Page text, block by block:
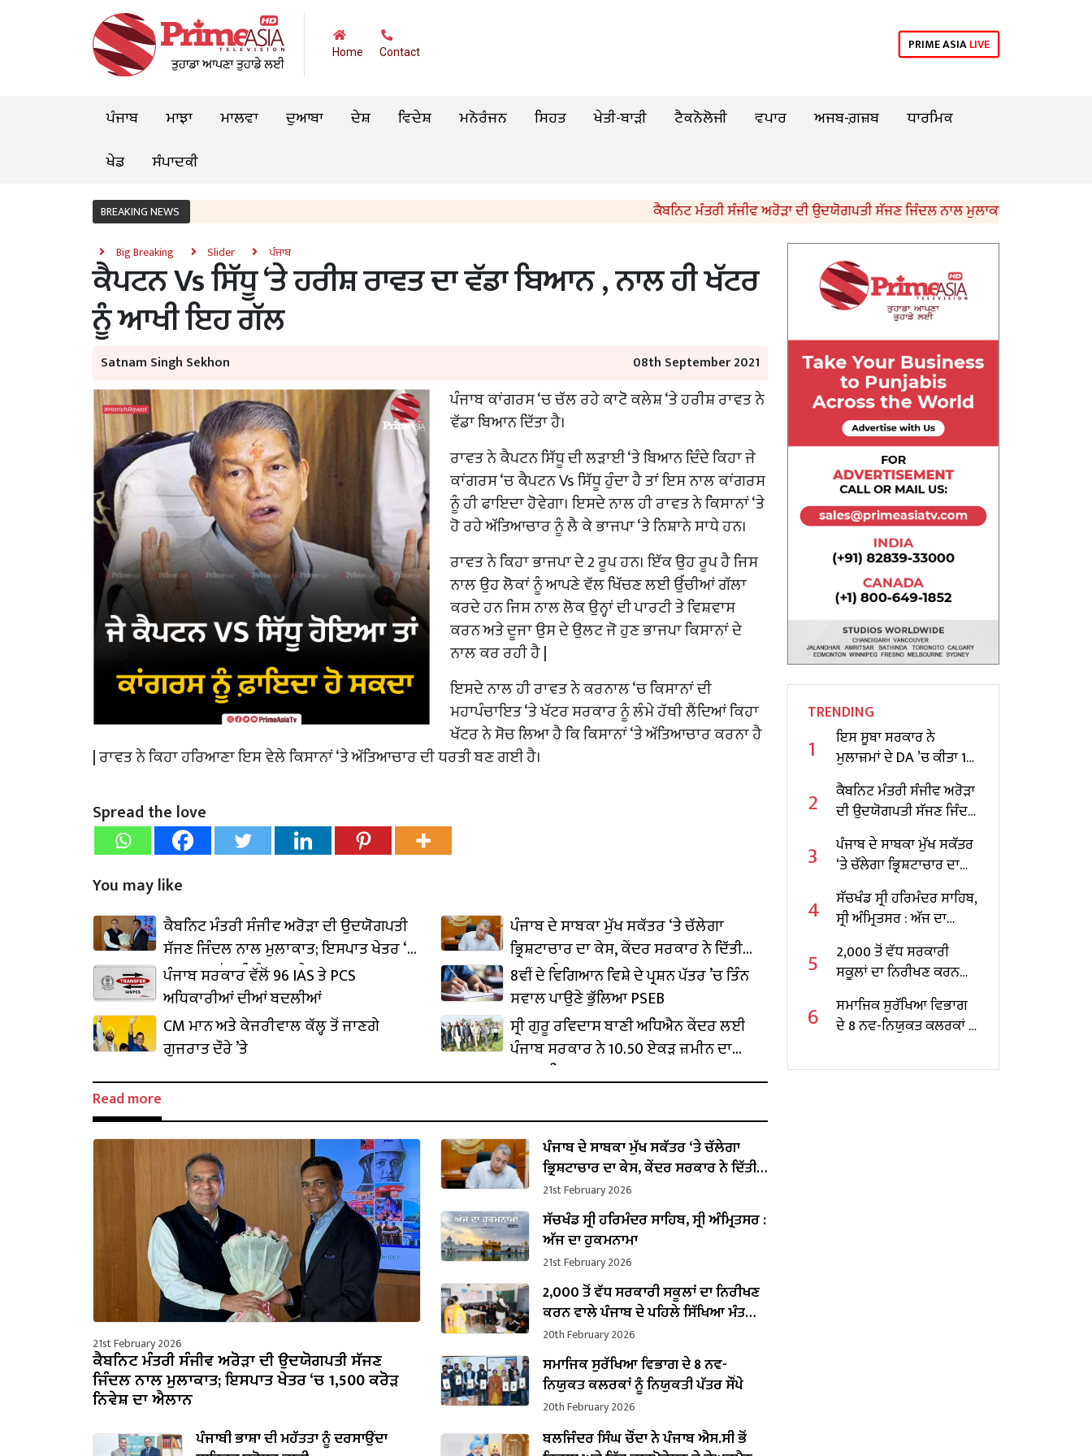
Home Contact PRIME ASIALIVE
ਪੰਜਾਬ ਮਾਝਾ ਮਾਲਵਾ ਦੁਆਬਾ ਦੇਸ਼ ਵਿਦੇਸ਼ ਮਨੋਰੰਜਨ ਸਿਹਤ ਖੇਤੀ-ਬਾੜੀ ਟੈਕਨੋਲੋਜੀ ਵਪਾਰ ਅਜਬ-ਗ਼ਜ਼ਬ
ਧਾਰਮਿਕ
ਖੇਡ
ਸੰਪਾਦਕੀ
BREAKING NEWS ਕੈਬਨਿਟ ਮੰਤਰੀ ਸੰਜੀਵ ਅਰੋੜਾ ਦੀ ਉਦਯੋਗਪਤੀ ਸੱਜਣ ਜਿੰਦਲ ਨਾਲ ਮੁਲਾਕਾਤ; ਇਸਪਾਤ ਖੇਤਰ ‘ਚ
Big Breaking Slider ਪੰਜਾਬ
ਕੈਪਟਨ Vs ਸਿੱਧੂ ‘ਤੇ ਹਰੀਸ਼ ਰਾਵਤ ਦਾ ਵੱਡਾ ਬਿਆਨ , ਨਾਲ ਹੀ ਖੱਟਰ
ਨੂੰ ਆਖੀ ਇਹ ਗੱਲ
Satnam Singh Sekhon 08th September 2021
ਪੰਜਾਬ ਕਾਂਗਰਸ ‘ਚ ਚੱਲ ਰਹੇ ਕਾਟੋ ਕਲੇਸ਼ ‘ਤੇ ਹਰੀਸ਼ ਰਾਵਤ ਨੇ
ਵੱਡਾ ਬਿਆਨ ਦਿੱਤਾ ਹੈ।
ਰਾਵਤ ਨੇ ਕੈਪਟਨ ਸਿੱਧੂ ਦੀ ਲੜਾਈ ‘ਤੇ ਬਿਆਨ ਦਿੰਦੇ ਕਿਹਾ ਜੇ
ਕਾਂਗਰਸ ‘ਚ ਕੈਪਟਨ Vs ਸਿੱਧੂ ਹੁੰਦਾ ਹੈ ਤਾਂ ਇਸ ਨਾਲ ਕਾਂਗਰਸ
ਨੂੰ ਹੀ ਫਾਇਦਾ ਹੋਵੇਗਾ। ਇਸਦੇ ਨਾਲ ਹੀ ਰਾਵਤ ਨੇ ਕਿਸਾਨਾਂ ‘ਤੇ
ਹੋ ਰਹੇ ਅੱਤਿਆਚਾਰ ਨੂੰ ਲੈ ਕੇ ਭਾਜਪਾ ‘ਤੇ ਨਿਸ਼ਾਨੇ ਸਾਧੇ ਹਨ।
ਰਾਵਤ ਨੇ ਕਿਹਾ ਭਾਜਪਾ ਦੇ 2 ਰੂਪ ਹਨ। ਇੱਕ ਉਹ ਰੂਪ ਹੈ ਜਿਸ
ਨਾਲ ਉਹ ਲੋਕਾਂ ਨੂੰ ਆਪਣੇ ਵੱਲ ਖਿੱਚਣ ਲਈ ਉੱਚੀਆਂ ਗੱਲਾ
ਕਰਦੇ ਹਨ ਜਿਸ ਨਾਲ ਲੋਕ ਉਨ੍ਹਾਂ ਦੀ ਪਾਰਟੀ ਤੇ ਵਿਸ਼ਵਾਸ
ਕਰਨ ਅਤੇ ਦੂਜਾ ਉਸ ਦੇ ਉਲਟ ਜੋ ਹੁਣ ਭਾਜਪਾ ਕਿਸਾਨਾਂ ਦੇ
ਨਾਲ ਕਰ ਰਹੀ ਹੈ |
ਇਸਦੇ ਨਾਲ ਹੀ ਰਾਵਤ ਨੇ ਕਰਨਾਲ ‘ਚ ਕਿਸਾਨਾਂ ਦੀ
ਮਹਾਪੰਚਾਇਤ ‘ਤੇ ਖੱਟਰ ਸਰਕਾਰ ਨੂੰ ਲੰਮੇ ਹੱਥੀ ਲੈਂਦਿਆਂ ਕਿਹਾ
ਖੱਟਰ ਨੇ ਸੋਚ ਲਿਆ ਹੈ ਕਿ ਕਿਸਾਨਾਂ ‘ਤੇ ਅੱਤਿਆਚਾਰ ਕਰਨਾ ਹੈ
| ਰਾਵਤ ਨੇ ਕਿਹਾ ਹਰਿਆਣਾ ਇਸ ਵੇਲੇ ਕਿਸਾਨਾਂ ‘ਤੇ ਅੱਤਿਆਚਾਰ ਦੀ ਧਰਤੀ ਬਣ ਗਈ ਹੈ।
Spread the love
You may like
ਕੈਬਨਿਟ ਮੰਤਰੀ ਸੰਜੀਵ ਅਰੋੜਾ ਦੀ ਉਦਯੋਗਪਤੀ
ਸੱਜਣ ਜਿੰਦਲ ਨਾਲ ਮੁਲਾਕਾਤ; ਇਸਪਾਤ ਖੇਤਰ ‘ਚ
₹1,500 ਕਰੋੜ ਨਿਵੇਸ਼ ਦਾ ਐਲਾਨ
ਪੰਜਾਬ ਦੇ ਸਾਬਕਾ ਮੁੱਖ ਸਕੱਤਰ ‘ਤੇ ਚੱਲੇਗਾ
ਭ੍ਰਿਸ਼ਟਾਚਾਰ ਦਾ ਕੇਸ, ਕੇਂਦਰ ਸਰਕਾਰ ਨੇ ਦਿੱਤੀ
ਪ੍ਰਵਾਨਗੀ
ਪੰਜਾਬ ਸਰਕਾਰ ਵੱਲੋਂ 96 IAS ਤੇ PCS
ਅਧਿਕਾਰੀਆਂ ਦੀਆਂ ਬਦਲੀਆਂ
8ਵੀਂ ਦੇ ਵਿਗਿਆਨ ਵਿਸ਼ੇ ਦੇ ਪ੍ਰਸ਼ਨ ਪੱਤਰ ’ਚ ਤਿੰਨ
ਸਵਾਲ ਪਾਉਣੇ ਭੁੱਲਿਆ PSEB
CM ਮਾਨ ਅਤੇ ਕੇਜਰੀਵਾਲ ਕੱਲ੍ਹ ਤੋਂ ਜਾਣਗੇ
ਗੁਜਰਾਤ ਦੌਰੇ ’ਤੇ
ਸ੍ਰੀ ਗੁਰੂ ਰਵਿਦਾਸ ਬਾਣੀ ਅਧਿਐਨ ਕੇਂਦਰ ਲਈ
ਪੰਜਾਬ ਸਰਕਾਰ ਨੇ 10.50 ਏਕੜ ਜ਼ਮੀਨ ਦਾ
ਕਬਜ਼ਾ ਲਿਆ
Read more
21st February 2026
ਕੈਬਨਿਟ ਮੰਤਰੀ ਸੰਜੀਵ ਅਰੋੜਾ ਦੀ ਉਦਯੋਗਪਤੀ ਸੱਜਣ
ਜਿੰਦਲ ਨਾਲ ਮੁਲਾਕਾਤ; ਇਸਪਾਤ ਖੇਤਰ ‘ਚ ₹1,500 ਕਰੋੜ
ਨਿਵੇਸ਼ ਦਾ ਐਲਾਨ
ਪੰਜਾਬ ਦੇ ਸਾਬਕਾ ਮੁੱਖ ਸਕੱਤਰ ‘ਤੇ ਚੱਲੇਗਾ
ਭ੍ਰਿਸ਼ਟਾਚਾਰ ਦਾ ਕੇਸ, ਕੇਂਦਰ ਸਰਕਾਰ ਨੇ ਦਿੱਤੀ
ਪ੍ਰਵਾਨਗੀ
21st February 2026
ਸੱਚਖੰਡ ਸ੍ਰੀ ਹਰਿਮੰਦਰ ਸਾਹਿਬ, ਸ੍ਰੀ ਅੰਮ੍ਰਿਤਸਰ :
ਅੱਜ ਦਾ ਹੁਕਮਨਾਮਾ
21st February 2026
2,000 ਤੋਂ ਵੱਧ ਸਰਕਾਰੀ ਸਕੂਲਾਂ ਦਾ ਨਿਰੀਖਣ
ਕਰਨ ਵਾਲੇ ਪੰਜਾਬ ਦੇ ਪਹਿਲੇ ਸਿੱਖਿਆ ਮੰਤਰੀ
ਬਣੇ ਹਰਜੋਤ ਸਿੰਘ ਬੈਂਸ
20th February 2026
ਸਮਾਜਿਕ ਸੁਰੱਖਿਆ ਵਿਭਾਗ ਦੇ 8 ਨਵ-
ਨਿਯੁਕਤ ਕਲਰਕਾਂ ਨੂੰ ਨਿਯੁਕਤੀ ਪੱਤਰ ਸੌਂਪੇ
20th February 2026
ਪੰਜਾਬੀ ਭਾਸ਼ਾ ਦੀ ਮਹੱਤਤਾ ਨੂੰ ਦਰਸਾਉਂਦਾ
ਬਲਜਿੰਦਰ ਸਿੰਘ ਚੌਂਦਾ ਨੇ ਪੰਜਾਬ ਐਸ.ਸੀ ਭੋਂ
TRENDING
1
ਇਸ ਸੂਬਾ ਸਰਕਾਰ ਨੇ
ਮੁਲਾਜ਼ਮਾਂ ਦੇ DA ’ਚ ਕੀਤਾ 10
ਫੀਸਦੀ ਵਾਧਾ
2
ਕੈਬਨਿਟ ਮੰਤਰੀ ਸੰਜੀਵ ਅਰੋੜਾ
ਦੀ ਉਦਯੋਗਪਤੀ ਸੱਜਣ ਜਿੰਦਲ
ਨਾਲ ਮੁਲਾਕਾਤ; ਇਸਪਾਤ
ਖੇਤਰ ‘ਚ ₹1,500 ਕਰੋੜ ਨਿਵੇਸ਼
ਦਾ ਐਲਾਨ
3
ਪੰਜਾਬ ਦੇ ਸਾਬਕਾ ਮੁੱਖ ਸਕੱਤਰ
‘ਤੇ ਚੱਲੇਗਾ ਭ੍ਰਿਸ਼ਟਾਚਾਰ ਦਾ
ਕੇਸ, ਕੇਂਦਰ ਸਰਕਾਰ ਨੇ ਦਿੱਤੀ
ਪ੍ਰਵਾਨਗੀ
4
ਸੱਚਖੰਡ ਸ੍ਰੀ ਹਰਿਮੰਦਰ ਸਾਹਿਬ,
ਸ੍ਰੀ ਅੰਮ੍ਰਿਤਸਰ : ਅੱਜ ਦਾ
ਹੁਕਮਨਾਮਾ
5
2,000 ਤੋਂ ਵੱਧ ਸਰਕਾਰੀ
ਸਕੂਲਾਂ ਦਾ ਨਿਰੀਖਣ ਕਰਨ
ਵਾਲੇ ਪੰਜਾਬ ਦੇ ਪਹਿਲੇ
ਸਿੱਖਿਆ ਮੰਤਰੀ ਬਣੇ ਹਰਜੋਤ
ਸਿੰਘ ਬੈਂਸ
6
ਸਮਾਜਿਕ ਸੁਰੱਖਿਆ ਵਿਭਾਗ
ਦੇ 8 ਨਵ-ਨਿਯੁਕਤ ਕਲਰਕਾਂ ਨੂੰ